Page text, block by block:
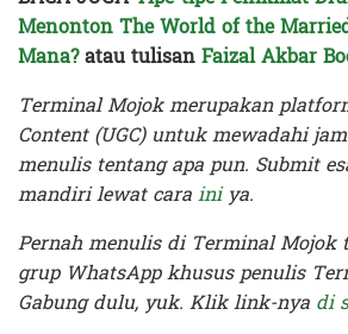
Menonton The World of the
Mana?atau tulisanFaizal Akbar
Terminal Mojok merupakan
Content (UGC) untuk mewadahi
menulis tentang apa pun. Submit
mandiri lewat carainiya.
Pernah menulis di Terminal Mojok
grup WhatsApp khusus penulis
Gabung dulu, yuk. Klik link-nya di